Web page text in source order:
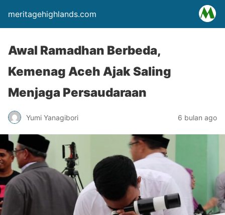
meritagehighlands.com
Awal Ramadhan Berbeda,
Kemenag Aceh Ajak Saling
Menjaga Persaudaraan
Yumi Yanagibori 6 bulan ago